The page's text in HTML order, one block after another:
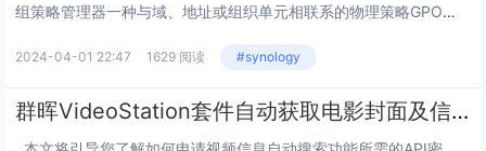
组策略管理器一种与域、地址或组织单元相联系的物理策略GPO是一种与域、地址或组织单元相联系的物理策略。及所谓策略（Policy），是Windows中的一种自动配置桌面设置的机制。所谓组策略（Group Policy），顾名思义，就是基于组的...
2024-04-01 22:47 1629 阅读 #synology
群晖VideoStation套件自动获取电影封面及信息